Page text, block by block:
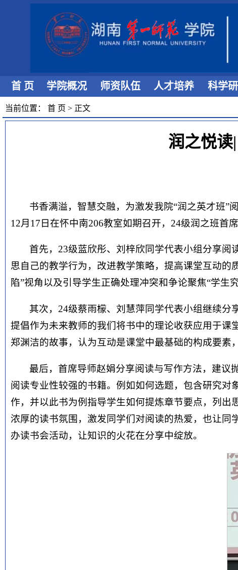
首 页 学院概况 师资队伍 人才培养 科学
当前位置： 首 页 > 正文
润之悦读
书香满溢，智慧交融，为激发我院“润之英才班”
12月17日在怀中南206教室如期召开，24级润之班首
首先，23级蓝欣彤、刘梓欣同学代表小组分享
思自己的教学行为，改进教学策略，提高课堂互动的
陷”视角以及引导学生正确处理冲突和争论聚焦“学生
其次，24级蔡雨檬、刘慧萍同学代表小组继续
提倡作为未来教师的我们将书中的理论收获应用于
郑渊洁的故事，认为互动是课堂中最基础的构成要素
最后，首席导师赵娟分享阅读与写作方法，建议
阅读专业性较强的书籍。例如如何选题，包含研究
作，并以此书为例指导学生如何提炼章节要点，列
浓厚的读书氛围，激发同学们对阅读的热爱，也让
办读书会活动，让知识的火花在分享中绽放。